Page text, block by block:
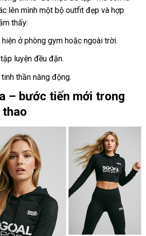
lên mình một bộ outfit đẹp và hợp
thấy:
ở phòng gym hoặc ngoài trời.
luyện đều đặn.
thần năng động.
– bước tiến mới trong